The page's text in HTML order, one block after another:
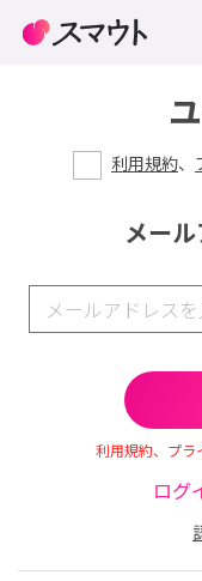
利用規約、
メー
利用規約、プラ
ログ